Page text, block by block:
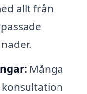
allt från
Många